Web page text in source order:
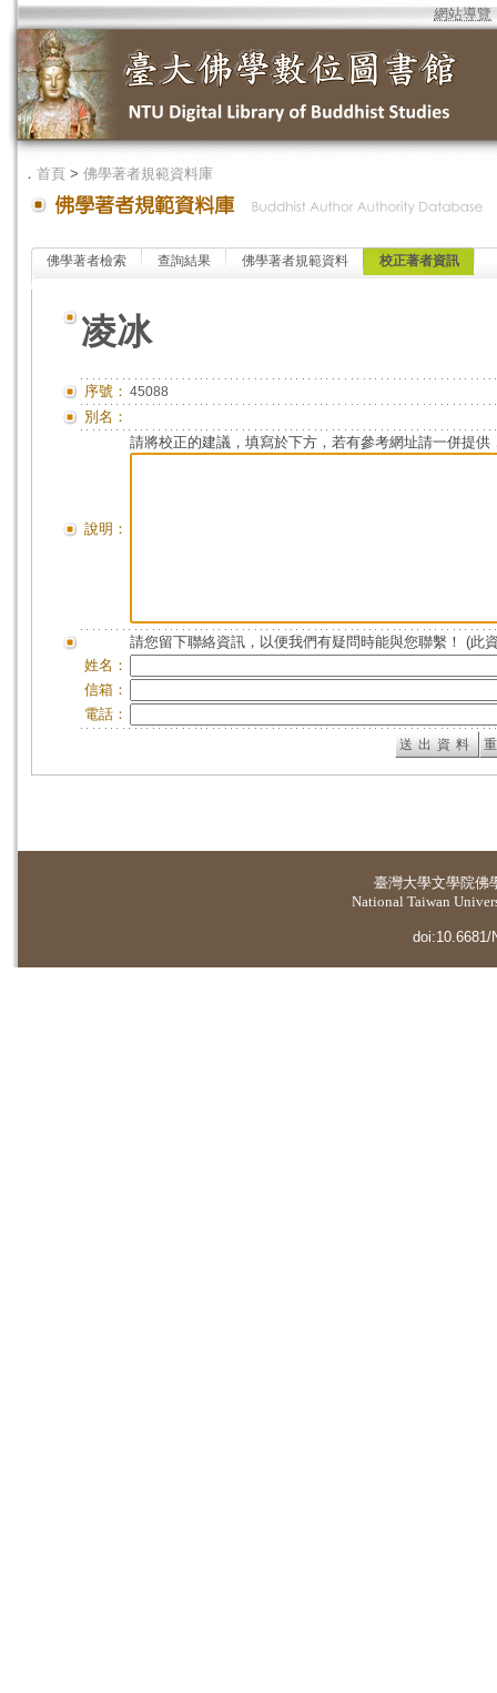
網站導覽
． 首頁 > 佛學著者規範資料庫
佛學著者檢索 查詢結果 佛學著者規範資料 校正著者資訊
凌冰
序號： 45088
別名：
說明：
請將校正的建議，填寫於下方，若有參考網址請一併提供
請您留下聯絡資訊，以便我們有疑問時能與您聯繫！ (此
姓名：
信箱：
電話：
臺灣大學文學院佛
National Taiwan
doi:10.6681/